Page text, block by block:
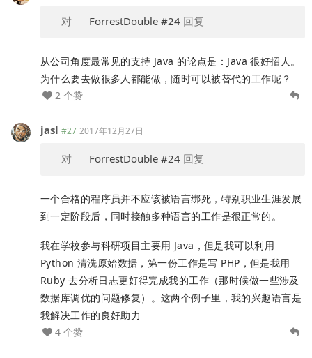
对 ForrestDouble #24 回复
从公司角度最常见的支持 Java 的论点是：Java 很好招人。
为什么要去做很多人都能做，随时可以被替代的工作呢？
2 个赞
jasl #27 2017年12月27日
对 ForrestDouble #24 回复
一个合格的程序员并不应该被语言绑死，特别职业生涯发展
到一定阶段后，同时接触多种语言的工作是很正常的。
我在学校参与科研项目主要用 Java，但是我可以利用
Python 清洗原始数据，第一份工作是写 PHP，但是我用
Ruby 去分析日志更好得完成我的工作（那时候做一些涉及
数据库调优的问题修复）。这两个例子里，我的兴趣语言是
我解决工作的良好助力
4 个赞